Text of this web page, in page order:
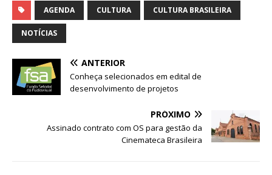
at
s
A
p
p
c
e
b
o
o
k
dI
n
it
r
ai ar
AGENDA CULTURA CULTURA BRASILEIRA
NOTÍCIAS
ANTERIOR
Conheça selecionados em edital de
desenvolvimento de projetos
PRÓXIMO
Assinado contrato com OS para gestão da
Cinemateca Brasileira